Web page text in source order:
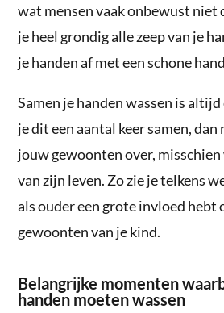
wat mensen vaak onbewust niet
je heel grondig alle zeep van je
je handen af met een schone
Samen je handen wassen is
je dit een aantal keer samen,
jouw gewoonten over,
van zijn leven. Zo zie je telkens
als ouder een grote invloed hebt
gewoonten van je kind.
Belangrijke momenten
handen moeten wassen